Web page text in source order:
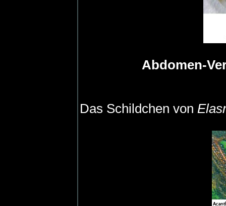
Abdomen-
Das Schildchen von